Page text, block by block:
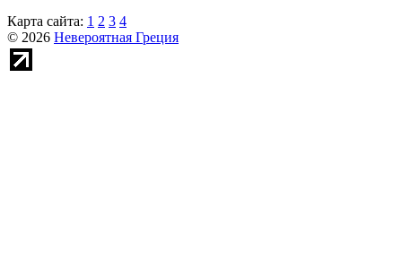
Карта сайта: 1 2 3 4
© 2026 Невероятная Греция